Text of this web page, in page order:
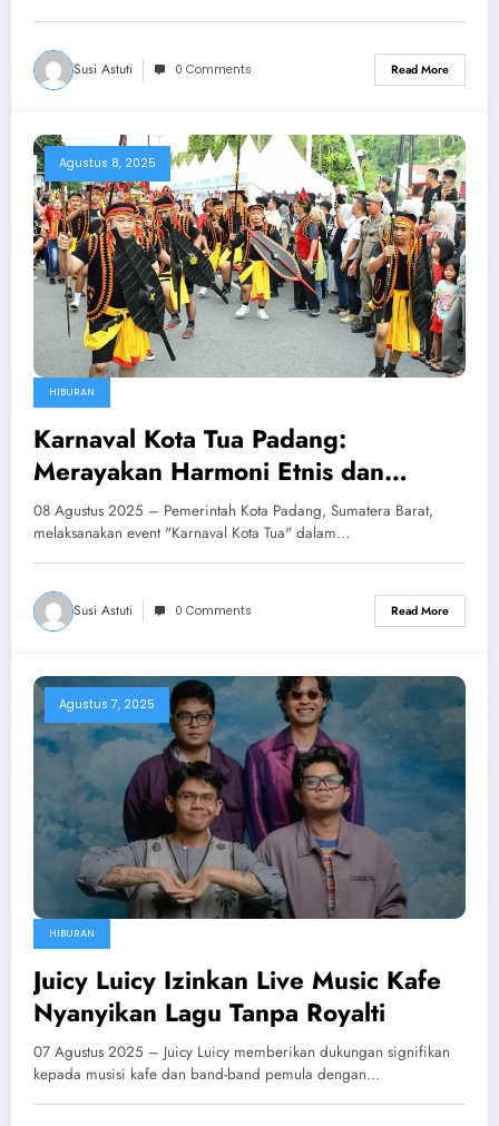
Susi Astuti 0 Comments Read More
Agustus 8, 2025
HIBURAN
Karnaval Kota Tua Padang:
Merayakan Harmoni Etnis dan
Budaya
08 Agustus 2025 – Pemerintah Kota Padang, Sumatera Barat,
melaksanakan event "Karnaval Kota Tua" dalam…
Susi Astuti 0 Comments Read More
Agustus 7, 2025
HIBURAN
Juicy Luicy Izinkan Live Music Kafe
Nyanyikan Lagu Tanpa Royalti
07 Agustus 2025 – Juicy Luicy memberikan dukungan signifikan
kepada musisi kafe dan band-band pemula dengan…